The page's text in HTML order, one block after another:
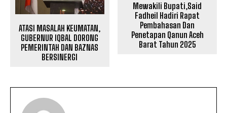
ATASI MASALAH KEUMATAN,
GUBERNUR IQBAL DORONG
PEMERINTAH DAN BAZNAS
BERSINERGI
Mewakili Bupati,Said
Fadheil Hadiri Rapat
Pembahasan Dan
Penetapan Qanun Aceh
Barat Tahun 2025